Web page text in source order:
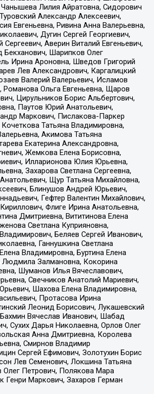
Лилия Айратовна, Сидорович
Александр Алексеевич,
Евгеньевна, Ривина Анна Валерьевна,
Дугин Сергей Георгиевич,
Аверин Виталий Евгеньевич,
Бекханович, Шарипков Олег
Ирина Ароновна, Шведов Григорий
Лев Александрович, Каргалицкий
Валерий Валерьевич, Исламов
Романова Ольга Евгеньевна, Щаров
Цирульников Борис Альбертович,
Паутов Юрий Анатольевич,
Маркович, Пислакова-Паркер
Татьяна Владимировна,
Акимова Татьяна
Екатерина Александровна,
Жемкова Елена Борисовна,
Илларионова Юлия Юрьевна,
Захарова Светлана Сергеевна,
Щур Татьяна Михайловна,
Блинушов Андрей Юрьевич,
Гефтер Валентин Михайлович,
Флиге Ирина Анатольевна,
Дмитриевна, Вититинова Елена
Светлана Куприяновна,
Беляев Сергей Иванович,
Ганнушкина Светлана
Владимировна, Буртина Елена
Людмила Залмановна, Кокорина
Шуманов Илья Вячеславович,
Свечников Анатолий Мариевич,
Шахова Елена Владимировна,
Протасова Ирина
Леонид Борисович, Лукашевский
Вячеслав Иванович, Шабад
Сухих Дарья Николаевна, Орлов Олег
Анна Дмитриевна, Королева
Смирнов Владимир
Сергей Ефимович, Золотухин Борис
Лев Семенович, Локшина Татьяна
Петрович, Полякова Мара
Генри Маркович, Захаров Герман